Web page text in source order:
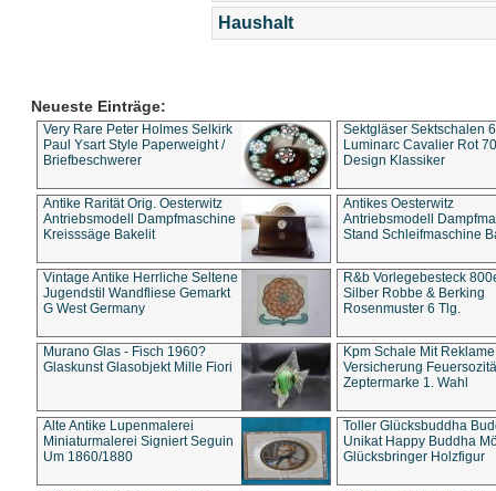
Haushalt
Neueste Einträge:
Very Rare Peter Holmes Selkirk
Paul Ysart Style Paperweight /
Briefbeschwerer
Sektgläser Sektschalen
Luminarc Cavalier Rot
Design Klassiker
Antike Rarität Orig. Oesterwitz
Antriebsmodell Dampfmaschine
Kreisssäge Bakelit
Antikes Oesterwitz
Antriebsmodell
Stand Schleifmaschine
Vintage Antike Herrliche Seltene
Jugendstil Wandfliese Gemarkt
G West Germany
R&b Vorlegebesteck
Silber Robbe & Berking
Rosenmuster 6 Tlg.
Murano Glas - Fisch 1960?
Glaskunst Glasobjekt Mille Fiori
Kpm Schale Mit Reklame
Versicherung
Zeptermarke 1. Wahl
Alte Antike Lupenmalerei
Miniaturmalerei Signiert Seguin
Um 1860/1880
Toller Glücksbuddha
Unikat Happy Buddha
Glücksbringer Holzfigur